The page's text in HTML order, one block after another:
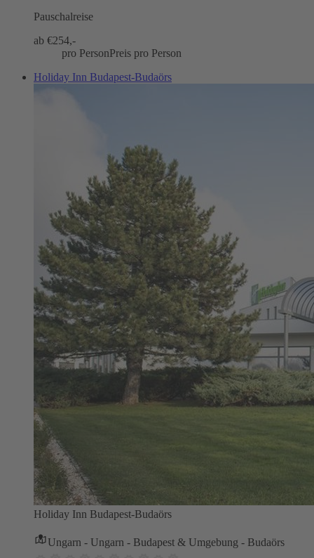
Pauschalreise
ab €254,-
pro PersonPreis pro Person
Holiday Inn Budapest-Budaörs
Holiday Inn Budapest-Budaörs
Ungarn - Ungarn - Budapest & Umgebung - Budaörs